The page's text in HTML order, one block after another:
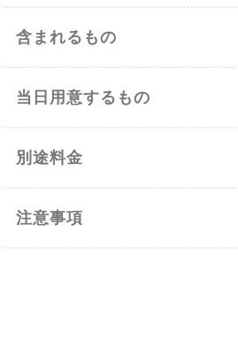
含まれるもの
当日用意するもの
別途料金
注意事項